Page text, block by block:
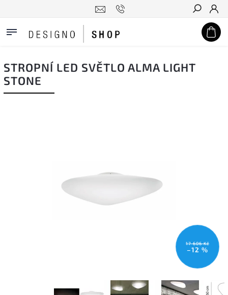
Hledat
STROPNÍ LED SVĚTLO ALMA LIGHT
STONE
17 606 Kč
–12 %